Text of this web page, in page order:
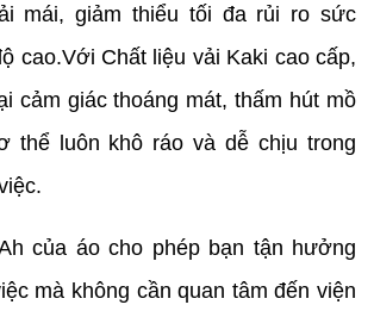
mái, giảm thiểu tối đa rủi ro sức
cao.Với Chất liệu vải Kaki cao cấp,
cảm giác thoáng mát, thấm hút mồ
thể luôn khô ráo và dễ chịu trong
của áo cho phép bạn tận hưởng
mà không cần quan tâm đến viện